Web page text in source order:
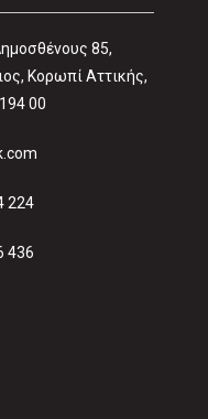
85,
Κορωπί Αττικής,
00
224
436